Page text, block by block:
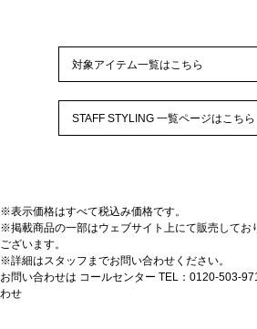
対象アイテム一覧はこちら
STAFF STYLING 一覧ページはこちら
※表示価格はすべて税込み価格です。
※掲載商品の一部はウェブサイト上にて販売してお
ございます。
※詳細はスタッフまでお問い合わせください。
お問い合わせは コールセンター TEL：0120-503-
わせ